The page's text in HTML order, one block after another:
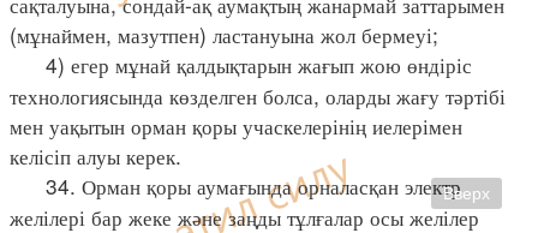
(мұнаймен, мазутпен) ластануына жол бермеуі;
4) егер мұнай қалдықтарын жағып жою өндіріс
технологиясында көзделген болса, оларды жағу тәртібі
мен уақытын орман қоры учаскелерінің иелерімен
келісіп алуы керек.
34. Орман қоры аумағында орналасқан электр
желілері бар жеке және заңды тұлғалар осы желілер
Вверх